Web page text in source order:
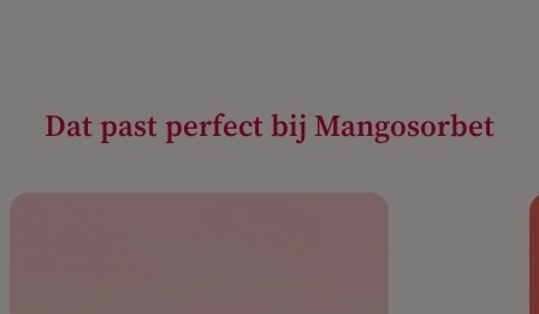
Dat past perfect bij Mangosorbet